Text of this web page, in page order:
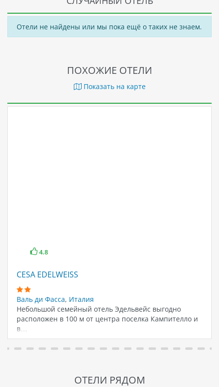
Отели не найдены или мы пока ещё о таких не знаем.
ПОХОЖИЕ ОТЕЛИ
Показать на карте
4.8
CESA EDELWEISS
Валь ди Фасса, Италия
Небольшой семейный отель Эдельвейс выгодно
расположен в 100 м от центра поселка Кампителло и
в…
ОТЕЛИ РЯДОМ